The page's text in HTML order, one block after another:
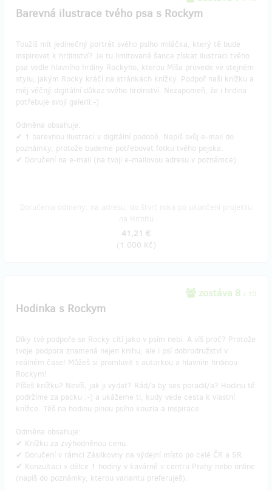
Barevná ilustrace tvého psa s Rockym
Toužíš mít jedinečný portrét svého psího miláčka, který tě bude
inspirovat k hrdinství? Je tu limitovaná šance získat ilustraci tvého
psa vedle hlavního hrdiny Rockyho, kterou Míša provede ve stejném
stylu, jakým Rocky kráčí na stránkách knížky. Podpoř naši knížku a
měj věčný digitální důkaz svého hrdinství. Nezapomeň, že i hrdina
potřebuje svoji galerii:-)
Odměna obsahuje:
✔ 1 barevnou ilustraci v digitální podobě. Napiš svůj e-mail do
poznámky, protože budeme potřebovat fotku tvého pejska.
✔ Doručení na e-mail (na tvoji e-mailovou adresu v poznámce).
41,21 €
(1 000 Kč)
zostáva 8 z 10
Hodinka s Rockym
Díky tvé podpoře se Rocky cítí jako v psím nebi. A víš proč? Protože
tvoje podpora znamená nejen knihu, ale i psí dobrodružství v
reálném čase! Můžeš si promluvit s autorkou a hlavním hrdinou
Rockym!
Píšeš knížku? Nevíš, jak ji vydat? Rád/a by ses poradil/a? Hodinu tě
podržíme za packu :-) a ukážeme ti, kudy vede cesta k vlastní
knížce. Těš na hodinu plnou psího kouzla a inspirace.
Odměna obsahuje:
​✔ Knížku za zvýhodněnou cenu.
✔ Doručení v rámci Zásilkovny na výdejní místo po celé ČR a SR.
✔ Konzultaci v délce 1 hodiny v kavárně v centru Prahy nebo online
(napiš do poznámky, kterou variantu preferuješ).